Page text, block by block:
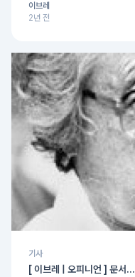
이브레
2년 전
기사
[ 이브레 | 오피니언 ] 문서...